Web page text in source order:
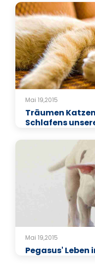
Mai 19,2015
Träumen
Schlafens
Mai 19,2015
Pegasus'